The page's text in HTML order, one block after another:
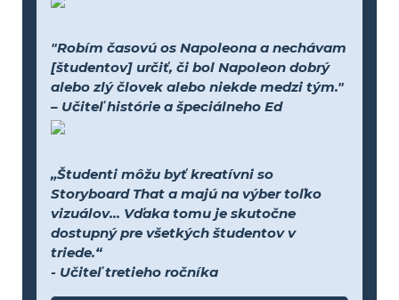
"Robím časovú os Napoleona a nechávam
[študentov] určiť, či bol Napoleon dobrý
alebo zlý človek alebo niekde medzi tým."
– Učiteľ histórie a špeciálneho Ed
„Študenti môžu byť kreatívni so
Storyboard That a majú na výber toľko
vizuálov... Vďaka tomu je skutočne
dostupný pre všetkých študentov v
triede.“
- Učiteľ tretieho ročníka